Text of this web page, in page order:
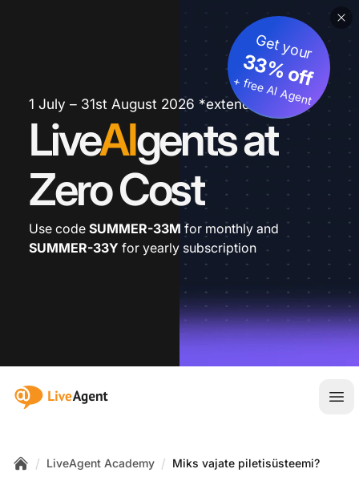
1 July – 31st August 2026 *extended
LiveAIgents at
Zero Cost
Get your
33% off
+ free AI Agent
Use code SUMMER-33M for monthly and
SUMMER-33Y for yearly subscription
:site.title
/ LiveAgent Academy / Miks vajate piletisüsteemi?